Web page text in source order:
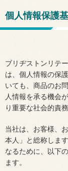
個人情報保護
ブリヂストンリテ
は、個人情報の保
いても、商品のお
人情報を承る機会
り重要な社会的責
当社は、お客様、
本人」と総称しま
なるために、以下
ます。